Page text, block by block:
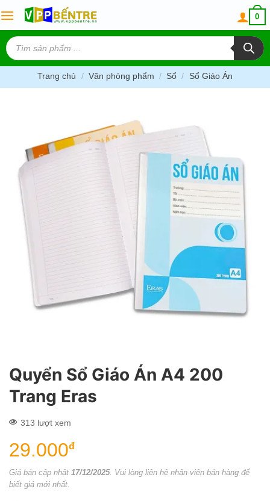
to
content
0
Tìm
kiếm
sản
phẩm
Trang chủ / Văn phòng phẩm / Sổ / Sổ Giáo Án
Quyển Sổ Giáo Án A4 200
Trang Eras
313 lượt xem
29.000đ
Giá bán cập nhật 17/12/2025. Vui lòng liên hệ nhân viên bán hàng để
biết giá mới nhất.